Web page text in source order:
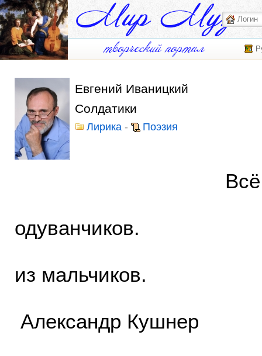
Евгений Иваницкий
Солдатики
Лирика - Поэзия
Всё в
одуванчиков.
из мальчиков.
Александр Кушнер